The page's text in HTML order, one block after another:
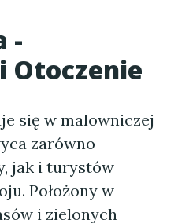
-
Otoczenie
się w malowniczej
zarówno
jak i turystów
Położony w
i zielonych